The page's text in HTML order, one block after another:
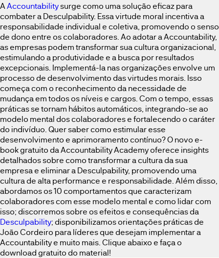
AAccountabilitysurge como uma solução eficaz para
combater a Desculpability. Essa virtude moral incentiva a
responsabilidade individual e coletiva, promovendo o senso
de dono entre os colaboradores. Ao adotar a Accountability,
as empresas podem transformar sua cultura organizacional,
estimulando a produtividade e a busca por resultados
excepcionais. Implementá-la nas organizações envolve um
processo de desenvolvimento das virtudes morais. Isso
começa com o reconhecimento da necessidade de
mudança em todos os níveis e cargos. Com o tempo, essas
práticas se tornam hábitos automáticos, integrando-se ao
modelo mental dos colaboradores e fortalecendo o caráter
do indivíduo. Quer saber como estimular esse
desenvolvimento e aprimoramento contínuo? O novo e-
book gratuito da Accountability Academy oferece insights
detalhados sobre como transformar a cultura da sua
empresa e eliminar a Desculpability, promovendo uma
cultura de alta performance e responsabilidade. Além disso,
abordamos os 10 comportamentos que caracterizam
colaboradores com esse modelo mental e como lidar com
isso; discorremos sobre os efeitos e consequências da
Desculpability; disponibilizamos orientações práticas de
João Cordeiro para líderes que desejam implementar a
Accountability e muito mais. Clique abaixo e faça o
download gratuito do material!